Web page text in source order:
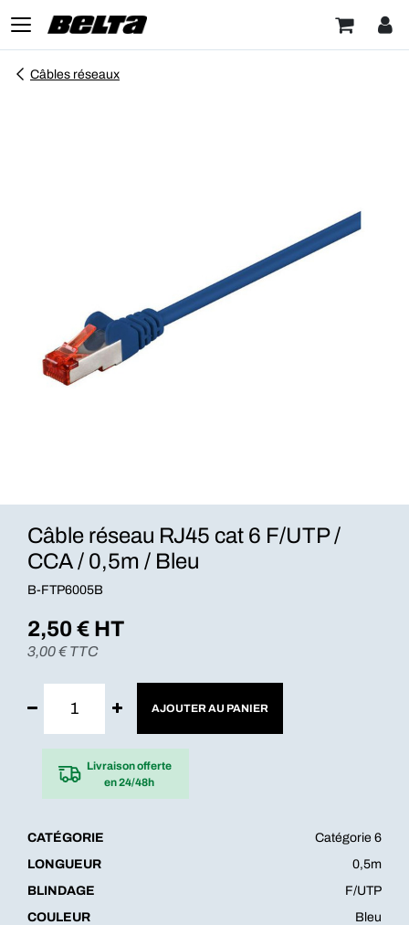
Câbles réseaux
Câble réseau RJ45 cat 6 F/UTP /
CCA / 0,5m / Bleu
B-FTP6005B
2,50€ HT
3,00€ TTC
AJOUTER AU PANIER
Livraison offerte
en 24/48h
CATÉGORIE
Catégorie 6
LONGUEUR
0,5m
BLINDAGE
F/UTP
COULEUR
Bleu